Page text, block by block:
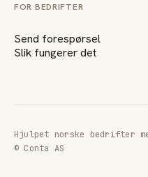
FOR BEDRIFTER
Send forespørsel
Slik fungerer det
Hjulpet norske bedrifter
© Conta AS